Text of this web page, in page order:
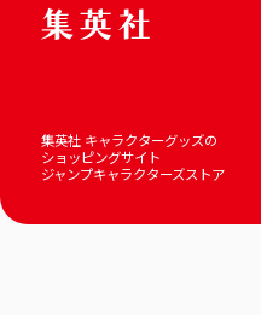
集英社 キャラクターグッズの
ショッピングサイト
ジャンプキャラクターズストア